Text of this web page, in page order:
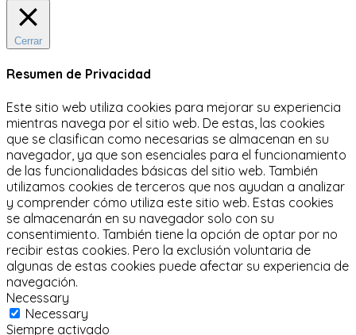
Cerrar
Resumen de Privacidad
Este sitio web utiliza cookies para mejorar su experiencia
mientras navega por el sitio web. De estas, las cookies
que se clasifican como necesarias se almacenan en su
navegador, ya que son esenciales para el funcionamiento
de las funcionalidades básicas del sitio web. También
utilizamos cookies de terceros que nos ayudan a analizar
y comprender cómo utiliza este sitio web. Estas cookies
se almacenarán en su navegador solo con su
consentimiento. También tiene la opción de optar por no
recibir estas cookies. Pero la exclusión voluntaria de
algunas de estas cookies puede afectar su experiencia de
navegación.
Necessary
Necessary
Siempre activado